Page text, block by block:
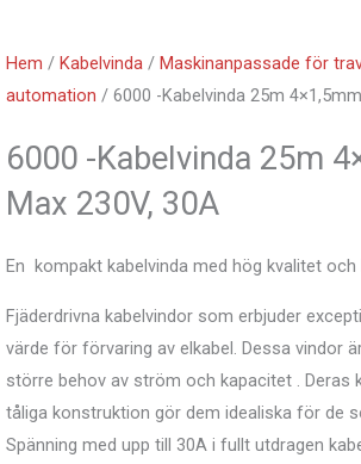
Hem / Kabelvinda / Maskinanpassade för
automation / 6000 -Kabelvinda 25m
6000 -Kabelvinda 25m
Max 230V, 30A
En kompakt kabelvinda med hög kvalitet och
Fjäderdrivna kabelvindor som erbjuder
värde för förvaring av elkabel. Dessa vindor
större behov av ström och kapacitet . Deras
tåliga konstruktion gör dem idealiska för de
Spänning med upp till 30A i fullt utdragen